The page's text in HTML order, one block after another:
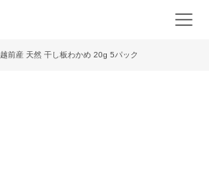
越前産 天然 干し板わかめ 20g 5パック